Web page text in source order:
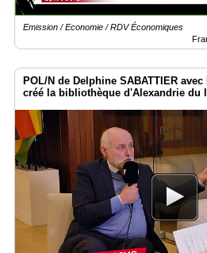
Emission / Economie / RDV Économiques
POL/N de Delphine SABATTIER
créé la bibliothèque d'Alexandrie du